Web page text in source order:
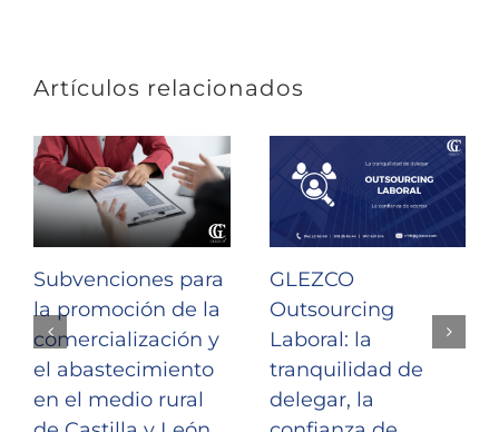
Artículos relacionados
Subvenciones para
la promoción de la
comercialización y
el abastecimiento
en el medio rural
GLEZCO
Outsourcing
Laboral: la
tranquilidad de
delegar, la